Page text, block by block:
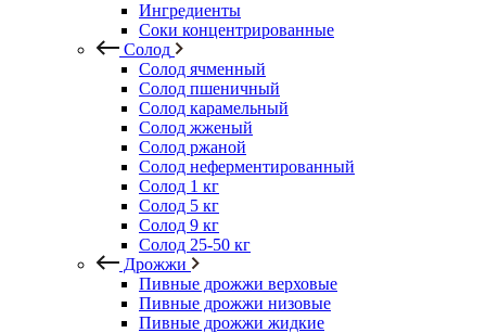
Ингредиенты
Соки концентрированные
Солод
Солод ячменный
Солод пшеничный
Солод карамельный
Солод жженый
Солод ржаной
Солод неферментированный
Солод 1 кг
Солод 5 кг
Солод 9 кг
Солод 25-50 кг
Дрожжи
Пивные дрожжи верховые
Пивные дрожжи низовые
Пивные дрожжи жидкие